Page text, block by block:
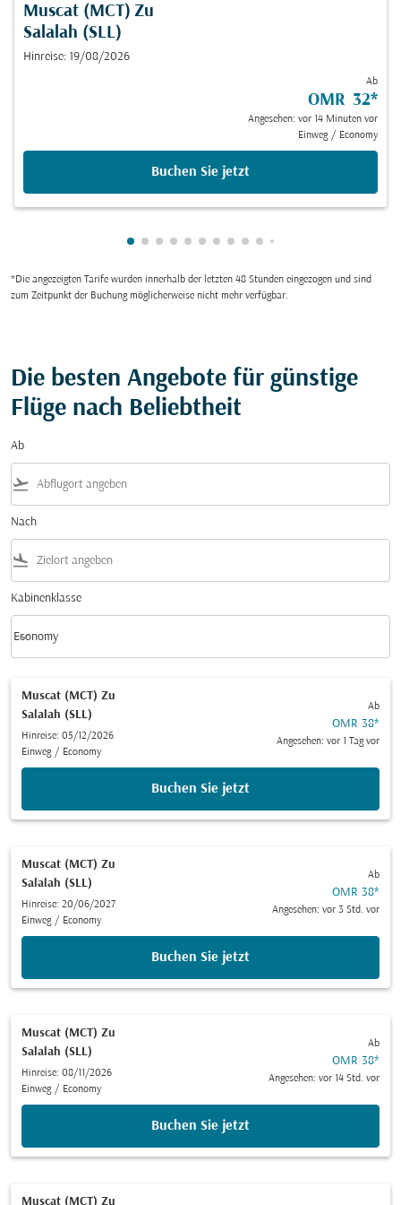
Muscat (MCT) Zu
Salalah (SLL)
Hinreise: 19/08/2026
Ab
OMR 32*
Angesehen: vor 14 Minuten vor
Einweg / Economy
Buchen Sie jetzt
zeigt cmp-pagination-showing-card 1
zeigt cmp-pagination-showing-card 2
zeigt cmp-pagination-showing-
zeigt cmp-pagination-showing-
zeigt cmp-pagination-
zeigt cmp-pagination-
zeigt cmp-pagination-
zeigt cmp-pagination-
zeigt cmp-pagination-
zeigt cmp-
*Die angezeigten Tarife wurden innerhalb der letzten 48 Stunden eingezogen und sind
zum Zeitpunkt der Buchung möglicherweise nicht mehr verfügbar.
Die besten Angebote für günstige
Flüge nach Beliebtheit
Ab
flight_takeoff
Nach
flight_land
Kabinenklasse
Kabinenklasse option Economy Selected
Economy
keyboard_arrow_down
Muscat (MCT) Zu
Salalah (SLL)
Hinreise: 05/12/2026
Einweg / Economy
Ab
OMR 38*
Angesehen: vor 1 Tag vor
Buchen Sie jetzt
Muscat (MCT) Zu
Salalah (SLL)
Hinreise: 20/06/2027
Einweg / Economy
Ab
OMR 38*
Angesehen: vor 3 Std. vor
Buchen Sie jetzt
Muscat (MCT) Zu
Salalah (SLL)
Hinreise: 08/11/2026
Einweg / Economy
Ab
OMR 38*
Angesehen: vor 14 Std. vor
Buchen Sie jetzt
Muscat (MCT) Zu